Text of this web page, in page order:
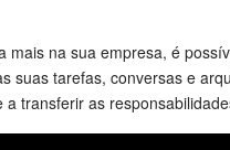
mais na sua empresa, é
suas tarefas, conversas e
transferir as